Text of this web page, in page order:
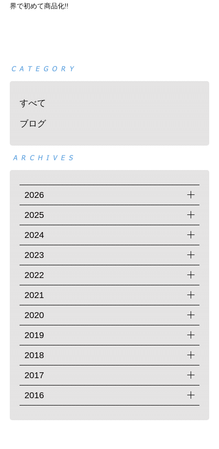
界で初めて商品化!!
すべて
ブログ
2026
2025
2024
2023
2022
2021
2020
2019
2018
2017
2016